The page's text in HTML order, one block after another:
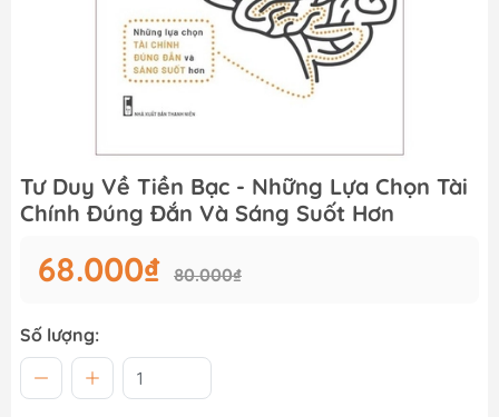
Tư Duy Về Tiền Bạc - Những Lựa Chọn Tài
Chính Đúng Đắn Và Sáng Suốt Hơn
68.000₫ 80.000₫
Số lượng: